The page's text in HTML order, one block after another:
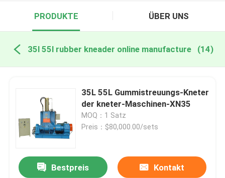
PRODUKTE ÜBER UNS
35l 55l rubber kneader online manufacture (14)
35L 55L Gummistreuungs-Kneter
der kneter-Maschinen-XN35
MOQ：1 Satz
Preis：$80,000.00/sets
Bestpreis Kontakt